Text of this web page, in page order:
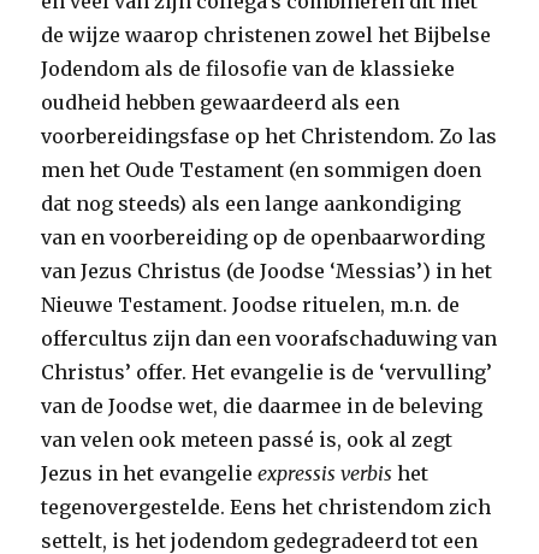
de wijze waarop christenen zowel het Bijbelse
Jodendom als de filosofie van de klassieke
oudheid hebben gewaardeerd als een
voorbereidingsfase op het Christendom. Zo las
men het Oude Testament (en sommigen doen
dat nog steeds) als een lange aankondiging
van en voorbereiding op de openbaarwording
van Jezus Christus (de Joodse ‘Messias’) in het
Nieuwe Testament. Joodse rituelen, m.n. de
offercultus zijn dan een voorafschaduwing van
Christus’ offer. Het evangelie is de ‘vervulling’
van de Joodse wet, die daarmee in de beleving
van velen ook meteen passé is, ook al zegt
Jezus in het evangelieexpressis verbis het
tegenovergestelde. Eens het christendom zich
settelt, is het jodendom gedegradeerd tot een